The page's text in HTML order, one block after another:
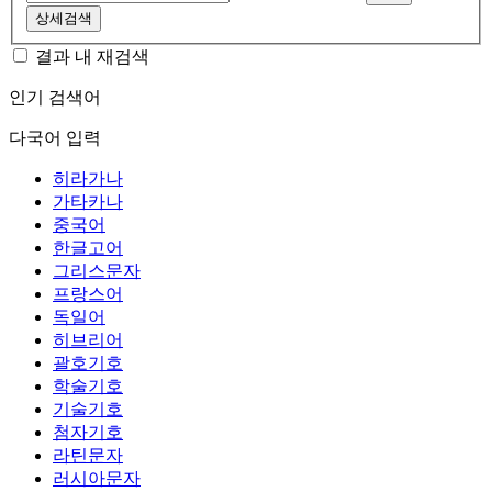
상세검색
결과 내 재검색
인기 검색어
다국어 입력
히라가나
가타카나
중국어
한글고어
그리스문자
프랑스어
독일어
히브리어
괄호기호
학술기호
기술기호
첨자기호
라틴문자
러시아문자